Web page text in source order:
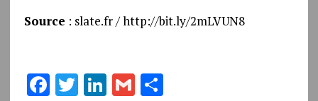
Source : slate.fr / http://bit.ly/2mLVUN8
F T Li G P